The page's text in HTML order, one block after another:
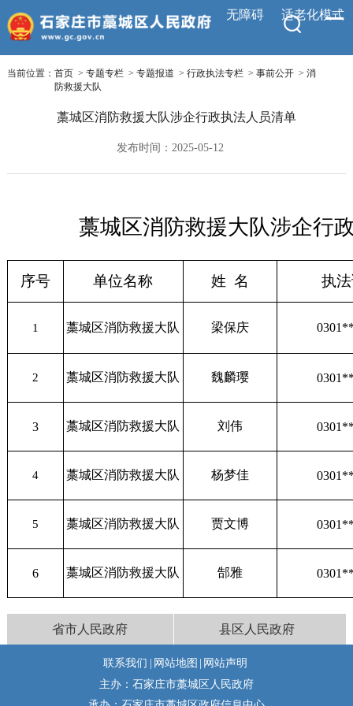
无障碍 适老化模式
当前位置： 首页> 专题专栏> 专题报道 > 行政执法专栏> 事前公开> 消
防救援大队
藁城区消防救援大队涉企行政执法人员清单
发布时间：2025-05-12
藁城区消防救援大队涉企行
序号 单位名称 姓 名 执
1 藁城区消防救援大队 梁保庆
2 藁城区消防救援大队 魏麟璎
3 藁城区消防救援大队 刘伟
4 藁城区消防救援大队 杨梦佳
5 藁城区消防救援大队 贾文博
6 藁城区消防救援大队 郜雅
省市人民政府 县区人民政府
联系我们 | 网站地图 | 网站声明
主办：石家庄市藁城区人民政府